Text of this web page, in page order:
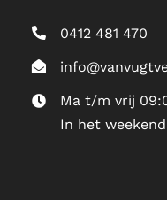
0412 481 470
Ma t/m vrij
In het